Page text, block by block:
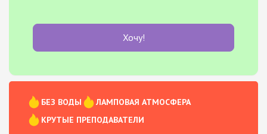
Хочу!
БЕЗ ВОДЫ
ЛАМПОВАЯ АТМОСФЕРА
КРУТЫЕ ПРЕПОДАВАТЕЛИ